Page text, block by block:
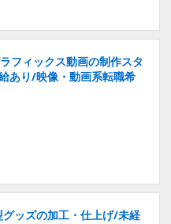
フィックス動画の制作スタ
あり/映像・動画系転職希
ッズの加工・仕上げ/未経